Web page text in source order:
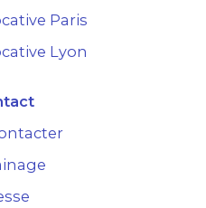
Paris
Lyon